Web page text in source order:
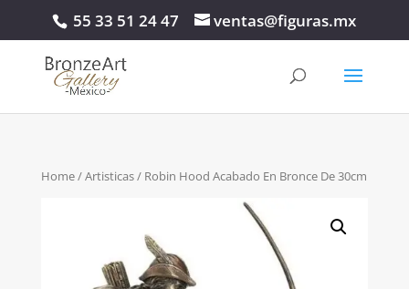
55 33 51 24 47 ventas@figuras.mx
Home/Artisticas/ Robin Hood Acabado En Bronce De 30cm